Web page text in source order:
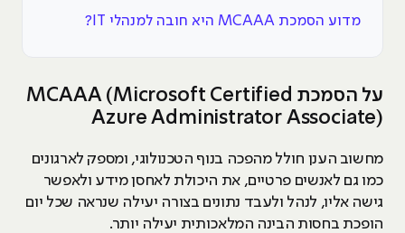
מדוע הסמכת MCAAA היא חובה למנהלי IT?
על הסמכת MCAAA (Microsoft Certified
Azure Administrator Associate)
מחשוב הענן חולל מהפכה בנוף הטכנולוגי, ומספק לארגונים
כמו גם לאנשים פרטיים, את היכולת לאחסן מידע ולאפשר
גישה אליו, לנהל ולעבד נתונים בצורה יעילה שנראה שכל יום
הופכת בחסות הבינה המלאכותית יעילה יותר.